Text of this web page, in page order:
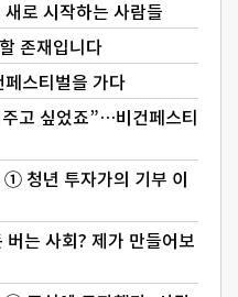
로 시작하는 사람들
존재입니다
스티벌을 가다
고 싶었죠”…비건페스티
청년 투자가의 기부 이
는 사회? 제가 만들어보